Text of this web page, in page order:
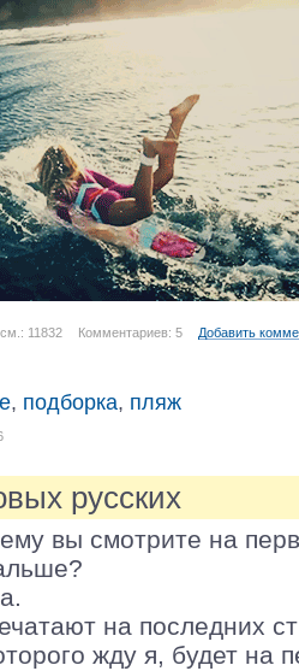
11832 Комментариев: 5 Добавить
, подборка, пляж
русских
вы смотрите на
на последних
жду я, будет на